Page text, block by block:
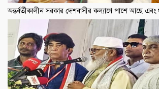
অন্তর্বর্তীকালীন সরকার দেশবাসীর কল্যাণে পাশে আছে এবং